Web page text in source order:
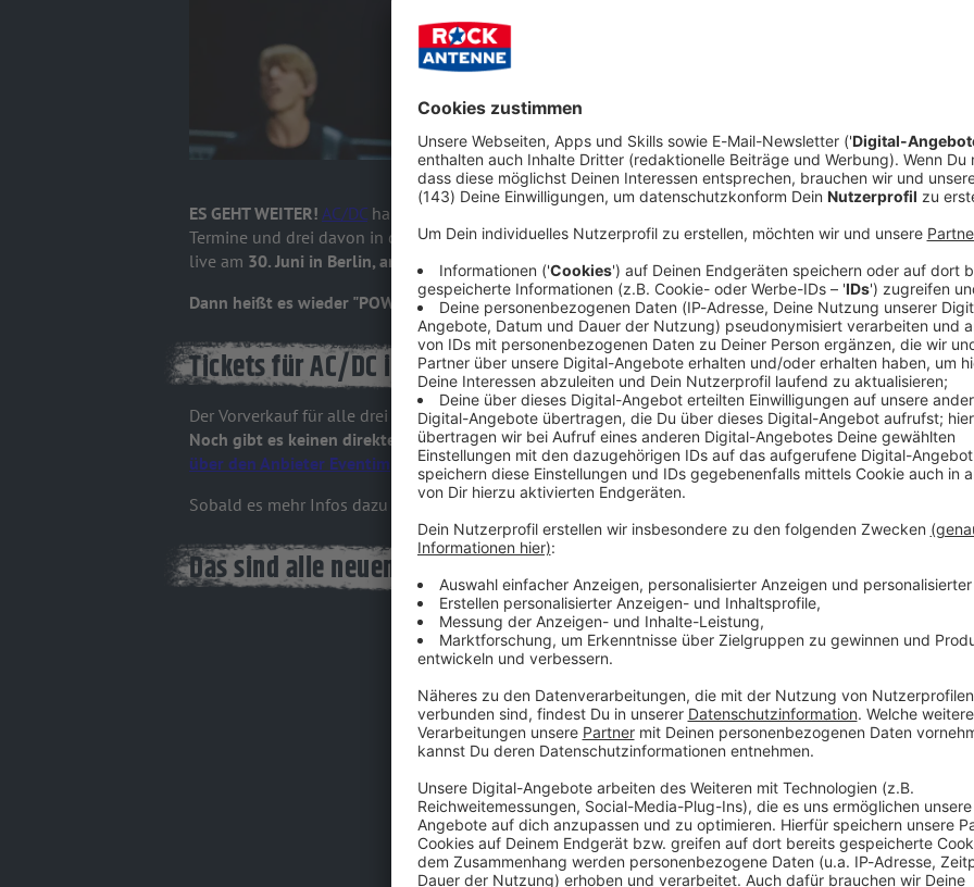
ES GEHT WEITER! AC/DC haben weitere Termine für ihre Europatour angekündigt. 10 Länder, 12
Termine und drei davon in der Rockrepublik - wir freuen uns riesig auf die Rock-Giganten AC/DC
live am 30. Juni in Berlin, am 08. Juli in Düsseldorf und am 17. August in Karlsruhe!
Dann heißt es wieder "POWER UP" vor der Bühne!
Tickets für AC/DC in Deutschland:
Der Vorverkauf für alle drei AC/DC Konzerte in Deutschland beginnt am 07. Februar um 10 Uhr.
Noch gibt es keinen direkten Link zum Vorverkauf,bisher könnt ihr euch nur fürTicketalarm
über den Anbieter Eventim anmelden.
Sobald es mehr Infos dazu gibt, erfahrt ihr es natürlich hier!
Das sind alle neuen Europa-Daten von AC/DC: